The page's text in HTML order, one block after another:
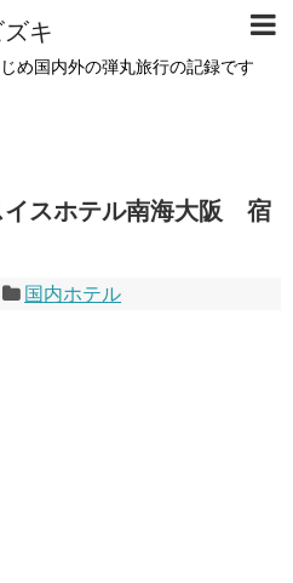
キ
め国内外の弾丸旅行の記録です
イスホテル南海大阪 宿
国内ホテル